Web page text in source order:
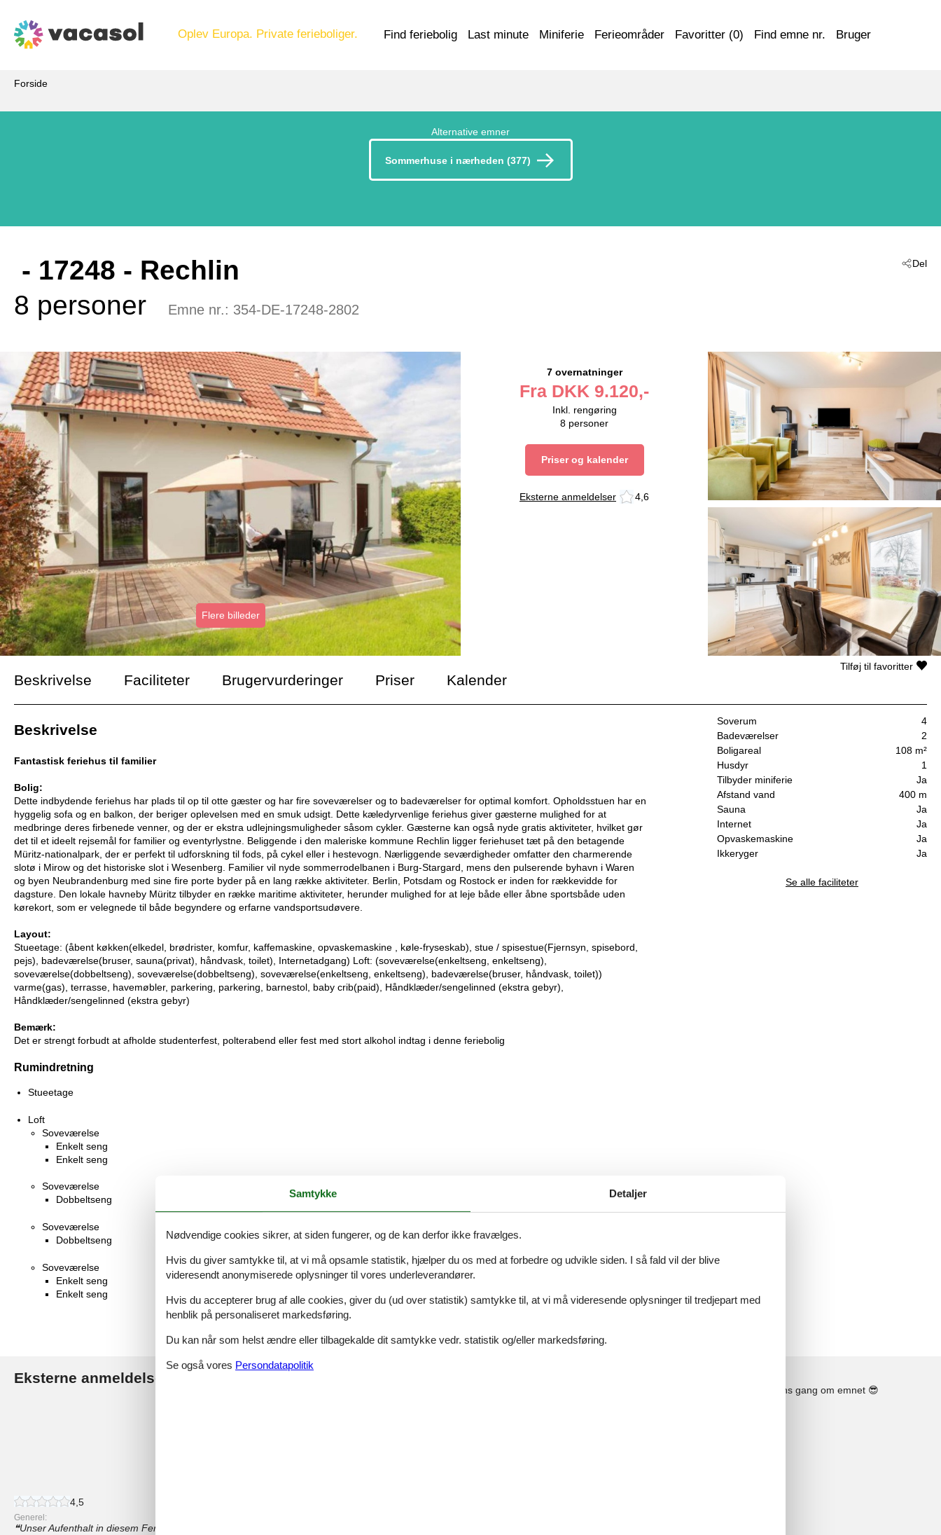
Oplev Europa. Private ferieboliger. Find feriebolig Last minute Miniferie Ferieområder Favoritter (0) Find emne nr. Bruger
Forside
Alternative emner
Sommerhuse i nærheden (377)
Del
- 17248 - Rechlin
8 personer
Emne nr.: 354-DE-17248-2802
Flere billeder
7 overnatninger
Fra DKK 9.120,-
Inkl. rengøring
8 personer
Priser og kalender
Eksterne anmeldelser 4,6
Beskrivelse Faciliteter Brugervurderinger Priser Kalender
Soverum
4
Badeværelser
2
Boligareal
108 m²
Husdyr
1
Tilbyder miniferie
Ja
Afstand vand
400 m
Sauna
Ja
Internet
Ja
Opvaskemaskine
Ja
Ikkeryger
Ja
Se alle faciliteter
Tilføj til favoritter
Beskrivelse
Fantastisk feriehus til familier
Bolig:
Dette indbydende feriehus har plads til op til otte gæster og har fire soveværelser og to badeværelser for optimal komfort. Opholdsstuen har en
hyggelig sofa og en balkon, der beriger oplevelsen med en smuk udsigt. Dette kæledyrvenlige feriehus giver gæsterne mulighed for at
medbringe deres firbenede venner, og der er ekstra udlejningsmuligheder såsom cykler. Gæsterne kan også nyde gratis aktiviteter, hvilket gør
det til et ideelt rejsemål for familier og eventyrlystne. Beliggende i den maleriske kommune Rechlin ligger feriehuset tæt på den betagende
Müritz-nationalpark, der er perfekt til udforskning til fods, på cykel eller i hestevogn. Nærliggende seværdigheder omfatter den charmerende
slotø i Mirow og det historiske slot i Wesenberg. Familier vil nyde sommerrodelbanen i Burg-Stargard, mens den pulserende byhavn i Waren
og byen Neubrandenburg med sine fire porte byder på en lang række aktiviteter. Berlin, Potsdam og Rostock er inden for rækkevidde for
dagsture. Den lokale havneby Müritz tilbyder en række maritime aktiviteter, herunder mulighed for at leje både eller åbne sportsbåde uden
kørekort, som er velegnede til både begyndere og erfarne vandsportsudøvere.
Layout:
Stueetage: (åbent køkken(elkedel, brødrister, komfur, kaffemaskine, opvaskemaskine , køle-fryseskab), stue / spisestue(Fjernsyn, spisebord,
pejs), badeværelse(bruser, sauna(privat), håndvask, toilet), Internetadgang) Loft: (soveværelse(enkeltseng, enkeltseng),
soveværelse(dobbeltseng), soveværelse(dobbeltseng), soveværelse(enkeltseng, enkeltseng), badeværelse(bruser, håndvask, toilet))
varme(gas), terrasse, havemøbler, parkering, parkering, barnestol, baby crib(paid), Håndklæder/sengelinned (ekstra gebyr),
Håndklæder/sengelinned (ekstra gebyr)
Bemærk:
Det er strengt forbudt at afholde studenterfest, polterabend eller fest med stort alkohol indtag i denne feriebolig
Rumindretning
Stueetage
Loft
Soveværelse
Enkelt seng
Enkelt seng
Soveværelse
Dobbeltseng
Soveværelse
Dobbeltseng
Soveværelse
Enkelt seng
Enkelt seng
Eksterne anmeldelser
4,5
Generel:
Unser Aufenthalt in diesem Ferienhaus war bezaubernd! Die offene Küche machte es so einfach,
Se solens gang om emnet 😎
Samtykke Detaljer
Nødvendige cookies sikrer, at siden fungerer, og de kan derfor ikke fravælges.
Hvis du giver samtykke til, at vi må opsamle statistik, hjælper du os med at forbedre og udvikle siden. I så fald vil der blive
videresendt anonymiserede oplysninger til vores underleverandører.
Hvis du accepterer brug af alle cookies, giver du (ud over statistik) samtykke til, at vi må videresende oplysninger til tredjepart med
henblik på personaliseret markedsføring.
Du kan når som helst ændre eller tilbagekalde dit samtykke vedr. statistik og/eller markedsføring.
Se også vores Persondatapolitik